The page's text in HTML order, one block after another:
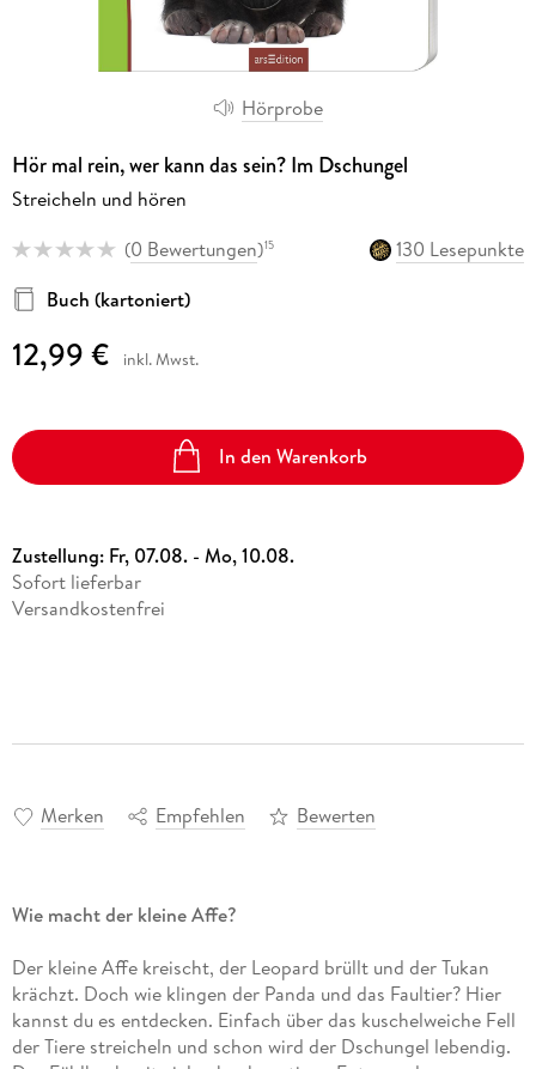
Hörprobe
Hör mal rein, wer kann das sein? Im Dschungel
Streicheln und hören
(0 Bewertungen)15
130 Lesepunkte
Buch (kartoniert)
12,99 € inkl. Mwst.
In den Warenkorb
Zustellung: Fr, 07.08. - Mo, 10.08.
Sofort lieferbar
Versandkostenfrei
Merken Empfehlen Bewerten
Wie macht der kleine Affe?
Der kleine Affe kreischt, der Leopard brüllt und der Tukan
krächzt. Doch wie klingen der Panda und das Faultier? Hier
kannst du es entdecken. Einfach über das kuschelweiche Fell
der Tiere streicheln und schon wird der Dschungel lebendig.